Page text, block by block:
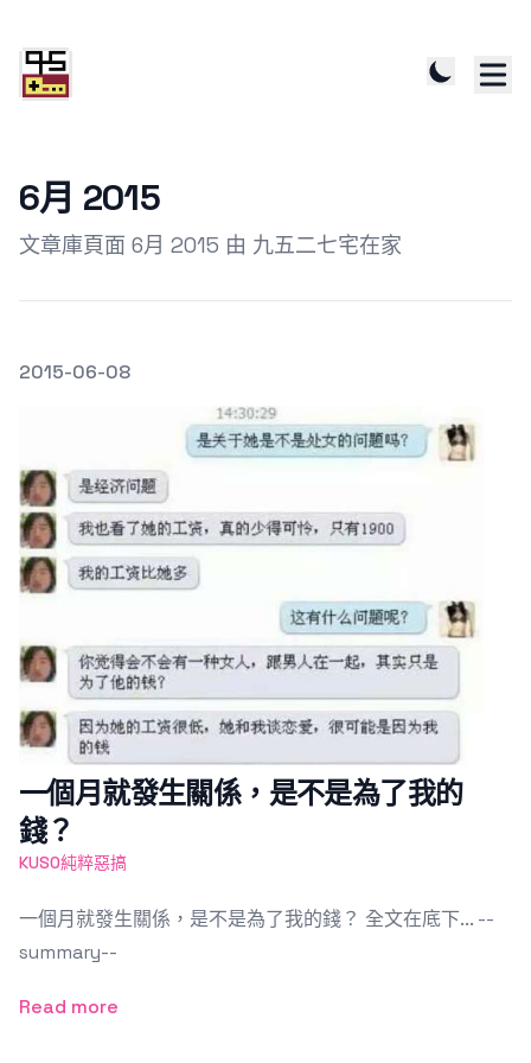
6月 2015
文章庫頁面 6月 2015 由 九五二七宅在家
發文於
2015-06-08
一個月就發生關係，是不是為了我的
錢？
KUSO純粹惡搞
一個月就發生關係，是不是為了我的錢？ 全文在底下... --
summary--
Read more